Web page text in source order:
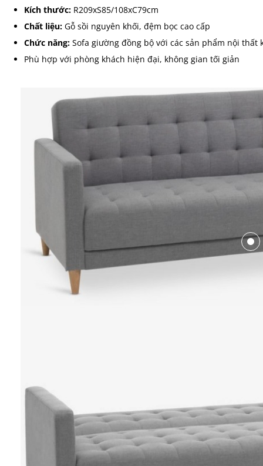
Kích thước: R209xS85/108xC79cm
Chất liệu: Gỗ sồi nguyên khối, đệm bọc cao cấp
Chức năng: Sofa giường đồng bộ với các sản phẩm nội thất
Phù hợp với phòng khách hiện đại, không gian tối giản